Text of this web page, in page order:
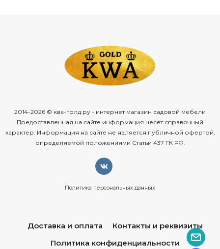
2014-2026 © ква-голд.ру - интернет магазин садовой мебели
Предоставленная на сайте информация несёт справочный
характер. Информация на сайте не является публичной офертой,
определяемой положениями Статьи 437 ГК РФ.
Политика персональных данных
Доставка и оплата
Контакты и реквизиты
Политика конфиденциальности